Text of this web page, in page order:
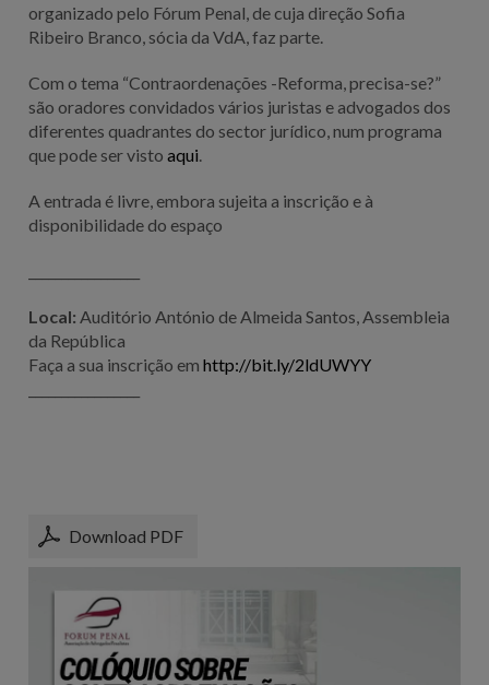
organizado pelo Fórum Penal, de cuja direção Sofia
Ribeiro Branco, sócia da VdA, faz parte.
Com o tema “Contraordenações -Reforma, precisa-se?”
são oradores convidados vários juristas e advogados dos
diferentes quadrantes do sector jurídico, num programa
que pode ser visto aqui
A entrada é livre, embora sujeita a inscrição e à
disponibilidade do espaço
Local: Auditório António de Almeida Santos, Assembleia
da República
Faça a sua inscrição em http://bit.ly/2ldUWYY
Download PDF